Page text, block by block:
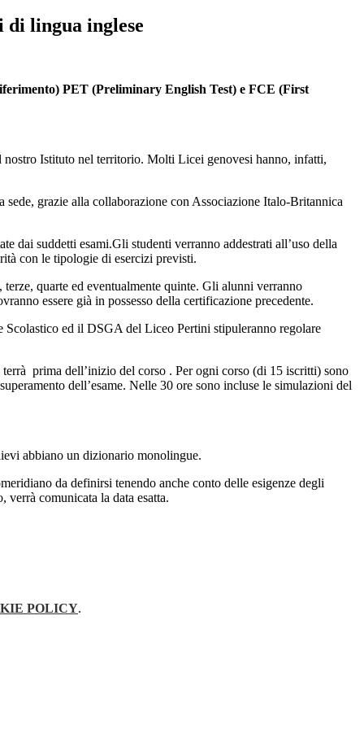
lingua inglese
PET (Preliminary English Test) e FCE (First
Istituto nel territorio. Molti Licei genovesi hanno, infatti,
grazie alla collaborazione con Associazione Italo-Britannica
dai suddetti esami.Gli studenti verranno addestrati all’uso della
con le tipologie di esercizi previsti.
quarte ed eventualmente quinte. Gli alunni verranno
essere già in possesso della certificazione precedente.
ed il DSGA del Liceo Pertini stipuleranno regolare
prima dell’inizio del corso . Per ogni corso (di 15 iscritti) sono
dell’esame. Nelle 30 ore sono incluse le simulazioni del
abbiano un dizionario monolingue.
da definirsi tenendo anche conto delle esigenze degli
comunicata la data esatta.
POLICY.